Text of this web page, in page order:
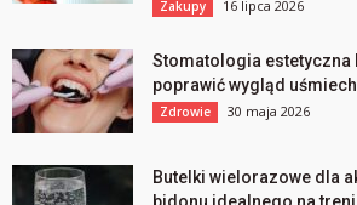
Zakupy 16 lipca 2026
Stomatologia estetyczna
poprawić wygląd
Zdrowie 30 maja 2026
Butelki wielorazowe dla
bidonu idealnego na